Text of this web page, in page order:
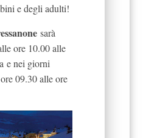
e degli adulti!
sarà
ore 10.00 alle
e nei giorni
09.30 alle ore